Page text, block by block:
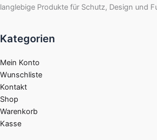
langlebige Produkte für Schutz, Design und
Kategorien
Mein Konto
Wunschliste
Kontakt
Shop
Warenkorb
Kasse